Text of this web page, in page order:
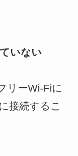
いない
リーWi-Fiに
接続するこ